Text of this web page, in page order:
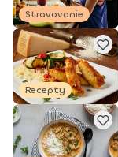
Stravovanie
Recepty